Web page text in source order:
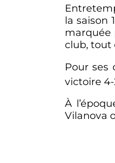
la saison
marquée
club, tout
Pour ses
victoire
À
Vilanova